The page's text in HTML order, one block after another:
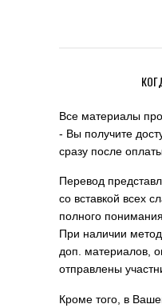
Все материалы
- Вы получите
сразу после
Перевод
со вставкой всех
полного
При наличии
доп. материалов,
отправлены
Кроме того, в